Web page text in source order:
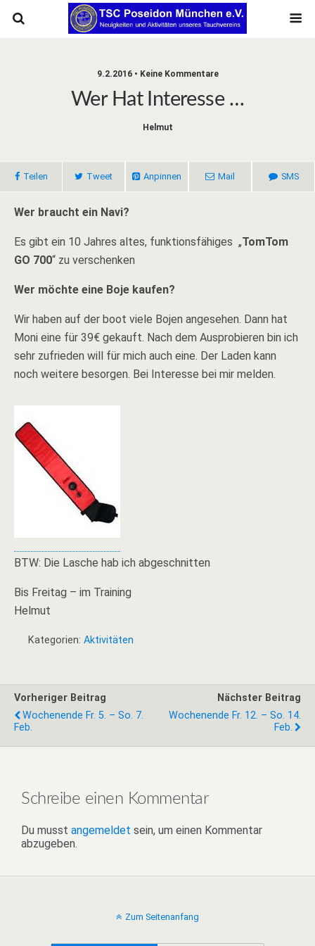
9.2.2016 • Keine Kommentare
Wer Hat Interesse …
Helmut
Teilen Tweet Anpinnen Mail SMS
Wer braucht ein Navi?
Es gibt ein 10 Jahres altes, funktionsfähiges „TomTom
GO 700“ zu verschenken
Wer möchte eine Boje kaufen?
Wir haben auf der boot viele Bojen angesehen. Dann hat
Moni eine für 39€ gekauft. Nach dem Ausprobieren bin ich
sehr zufrieden will für mich auch eine. Der Laden kann
noch weitere besorgen. Bei Interesse bei mir melden.
BTW: Die Lasche hab ich abgeschnitten
Bis Freitag – im Training
Helmut
Kategorien: Aktivitäten
Vorheriger Beitrag
Wochenende Fr. 5. – So. 7.
Feb.
Nächster Beitrag
Wochenende Fr. 12. – So. 14.
Feb.
Schreibe einen Kommentar
Du musst angemeldet sein, um einen Kommentar
abzugeben.
Zum Seitenanfang